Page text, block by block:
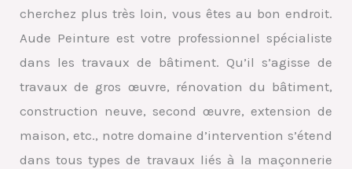
cherchez plus très loin, vous êtes au bon endroit.
Aude Peinture est votre professionnel spécialiste
dans les travaux de bâtiment. Qu’il s’agisse de
travaux de gros œuvre, rénovation du bâtiment,
construction neuve, second œuvre, extension de
maison, etc., notre domaine d’intervention s’étend
dans tous types de travaux liés à la maçonnerie